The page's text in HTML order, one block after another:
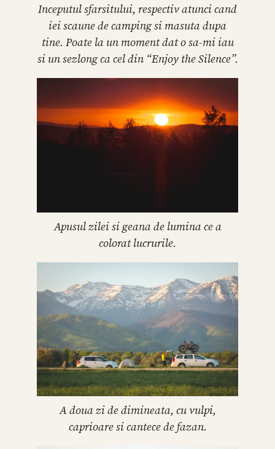
Inceputul sfarsitului, respectiv atunci cand
iei scaune de camping si masuta dupa
tine. Poate la un moment dat o sa-mi iau
si un sezlong ca cel din “Enjoy the Silence”.
Apusul zilei si geana de lumina ce a
colorat lucrurile.
A doua zi de dimineata, cu vulpi,
caprioare si cantece de fazan.